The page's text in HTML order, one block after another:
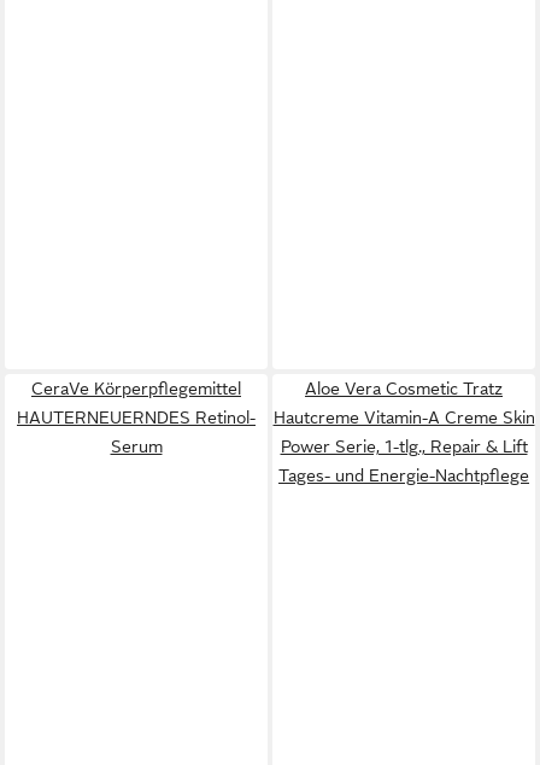
CeraVe Körperpflegemittel
HAUTERNEUERNDES Retinol-
Serum
Aloe Vera Cosmetic Tratz
Hautcreme Vitamin-A Creme Skin
Power Serie, 1-tlg., Repair & Lift
Tages- und Energie-Nachtpflege